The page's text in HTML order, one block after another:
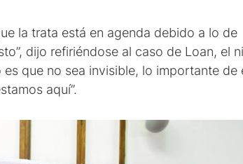
la trata está en agenda debido a lo de
dijo refiriéndose al caso de Loan, el
que no sea invisible, lo importante de
aquí”.